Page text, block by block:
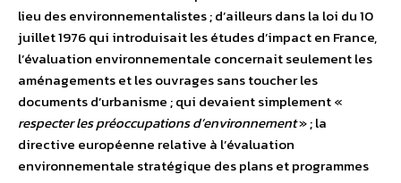
lieu des environnementalistes ; d’ailleurs dans la loi du 10
juillet 1976 qui introduisait les études d’impact en France,
l’évaluation environnementale concernait seulement les
aménagements et les ouvrages sans toucher les
documents d’urbanisme ; qui devaient simplement «
respecter les préoccupations d’environnement» ; la
directive européenne relative à l’évaluation
environnementale stratégique des plans et programmes